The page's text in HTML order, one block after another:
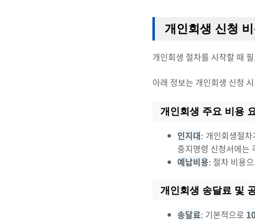
개인회생 신청
개인회생 절차를 시작할 때
아래 정보는 개인회생 신청
개인회생 주요 비용
인지대: 개인회생절
중지명령 신청서에는
예납비용: 절차 비용
개인회생 송달료 및
송달료: 기본적으로